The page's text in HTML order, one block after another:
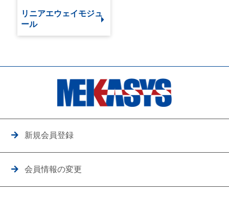
リニアエウェイモジュ
ール
新規会員登録
会員情報の変更